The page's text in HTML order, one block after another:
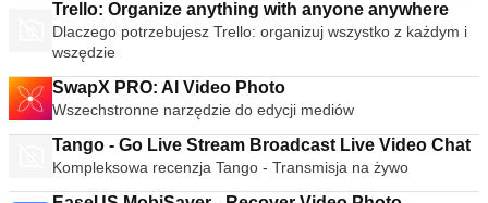
Trello: Organize anything with anyone anywhere
Dlaczego potrzebujesz Trello: organizuj wszystko z każdym i
wszędzie
SwapX PRO: AI Video Photo
Wszechstronne narzędzie do edycji mediów
Tango - Go Live Stream Broadcast Live Video Chat
Kompleksowa recenzja Tango - Transmisja na żywo